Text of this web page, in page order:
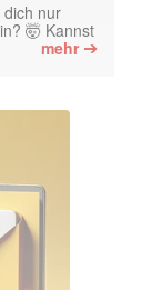
dich nur
🤯 Kannst
mehr ➔